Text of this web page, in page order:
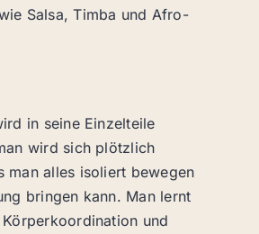
Salsa, Timba und Afro-
in seine Einzelteile
wird sich plötzlich
man alles isoliert bewegen
bringen kann. Man lernt
und